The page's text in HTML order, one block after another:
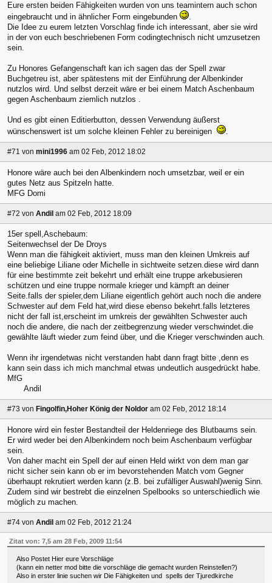
Eure ersten beiden Fähigkeiten wurden von uns teamintern auch schon
eingebraucht und in ähnlicher Form eingebunden
.
Die Idee zu eurem letzten Vorschlag finde ich interessant, aber sie wird
in der von euch beschriebenen Form codingtechnisch nicht umzusetzen
sein.
Zu Honores Gefangenschaft kan ich sagen das der Spell zwar
Buchgetreu ist, aber spätestens mit der Einführung der Albenkinder
nutzlos wird. Und selbst derzeit wäre er bei einem Match Aschenbaum
gegen Aschenbaum ziemlich nutzlos .
Und es gibt einen Editierbutton, dessen Verwendung äußerst
wünschenswert ist um solche kleinen Fehler zu bereinigen
.
#71 von mini1996 am 02 Feb, 2012 18:02
Honore wäre auch bei den Albenkindern noch umsetzbar, weil er ein
gutes Netz aus Spitzeln hatte.
MFG Domi
#72 von Andil am 02 Feb, 2012 18:09
15er spell,Aschebaum:
Seitenwechsel der De Droys
Wenn man die fähigkeit aktiviert, muss man den kleinen Umkreis auf
eine beliebige Liliane oder Michelle in sichtweite setzen.diese wird dann
für eine bestimmte zeit bekehrt und erhält eine truppe arkebusieren
schützen und eine truppe normale krieger und kämpft an deiner
Seite.falls der spieler,dem Liliane eigentlich gehört auch noch die andere
Schwester auf dem Feld hat,wird diese ebenso bekehrt.falls letzteres
nicht der fall ist,erscheint im umkreis der gewählten Schwester auch
noch die andere, die nach der zeitbegrenzung wieder verschwindet.die
gewählte läuft wieder zum feind über, und die Krieger verschwinden auch.
Wenn ihr irgendetwas nicht verstanden habt dann fragt bitte ,denn es
kann sein dass ich mich manchmal etwas undeutlich ausgedrückt habe.
MfG
Andil
#73 von Fingolfin,Hoher König der Noldor am 02 Feb, 2012 18:14
Honore wird ein fester Bestandteil der Heldenriege des Blutbaums sein.
Er wird weder bei den Albenkindern noch beim Aschenbaum verfügbar
sein.
Von daher macht ein Spell der auf einen Held wirkt von dem man gar
nicht sicher sein kann ob er im bevorstehenden Match vom Gegner
überhaupt rekrutiert werden kann (z.B. bei zufälliger Auswahl)wenig Sinn.
Zudem sind wir bestrebt die einzelnen Spelbooks so unterschiedlich wie
möglich zu machen.
#74 von Andil am 02 Feb, 2012 21:24
Zitat von: 7,5 am 28 Feb, 2009 11:54
Also Postet Hier eure Vorschläge
(kann ein netter mod bitte die vorschläge die gemacht wurden Reinstellen?)
Also in erster linie suchen wir Die Fähigkeiten und spells der Tjuredkirche